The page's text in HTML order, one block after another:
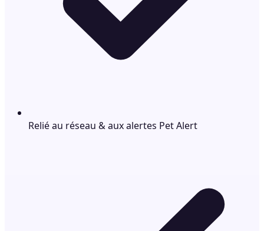
Relié au réseau & aux alertes Pet Alert